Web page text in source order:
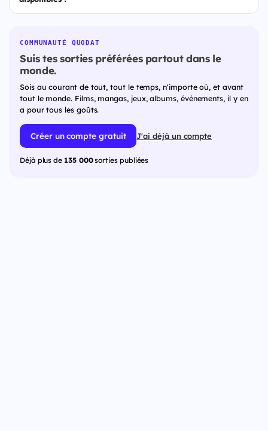
COMMUNAUTÉ QUODAT
Suis tes sorties préférées partout dans le
monde.
Sois au courant de tout, tout le temps, n'importe où, et avant
tout le monde. Films, mangas, jeux, albums, événements, il y en
a pour tous les goûts.
Créer un compte gratuit J'ai déjà un compte
Déjà plus de 135 000sorties publiées